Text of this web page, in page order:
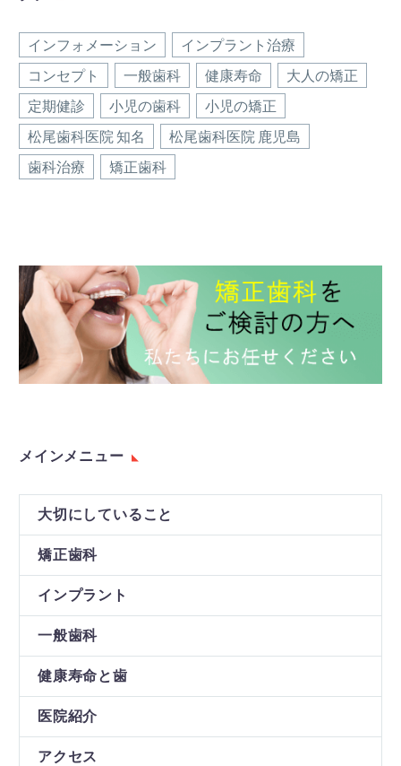
インフォメーション
インプラント治療
コンセプト
一般歯科 健康寿命
大人の矯正
定期健診
小児の歯科
小児の矯正
松尾歯科医院 知名
松尾歯科医院 鹿児島
歯科治療
矯正歯科
メインメニュー
大切にしていること
矯正歯科
インプラント
一般歯科
健康寿命と歯
医院紹介
アクセス